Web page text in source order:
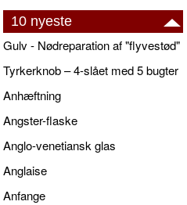
10 nyeste
Gulv - Nødreparation af "flyvestød"
Tyrkerknob – 4-slået med 5 bugter
Anhæftning
Angster-flaske
Anglo-venetiansk glas
Anglaise
Anfange